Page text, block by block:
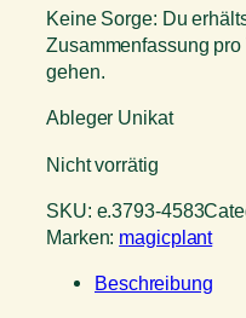
Keine Sorge: Du
Zusammenfassung
gehen.
Ableger Unikat
Nicht vorrätig
SKU: e.3793-4583
Marken: magicplant
Beschreibung